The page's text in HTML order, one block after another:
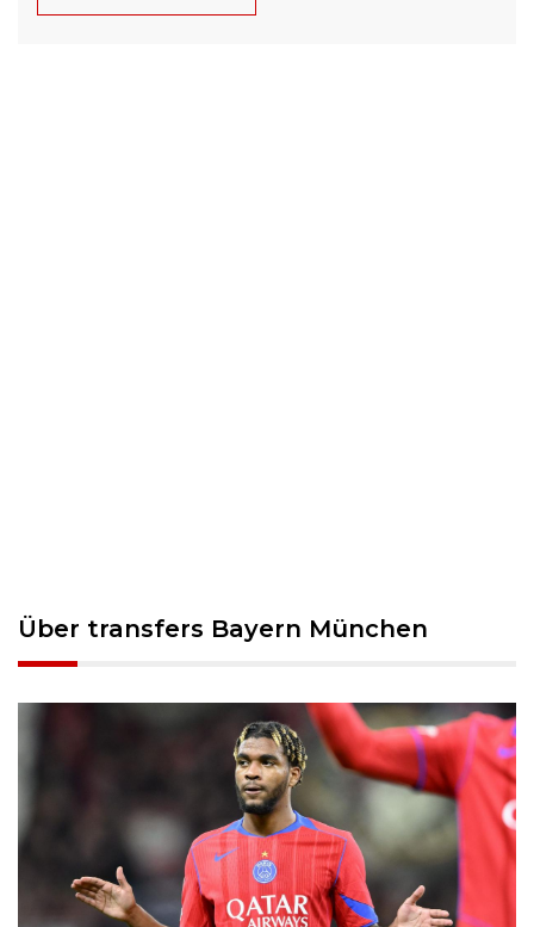
Über transfers Bayern München